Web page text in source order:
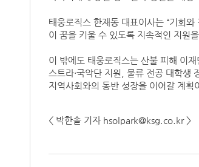
태웅로직스 한재동 대표이사는 “기회
이 꿈을 키울 수 있도록 지속적인 지원
이 밖에도 태웅로직스는 산불 피해 이
스트라·국악단 지원, 물류 전공 대학생
지역사회와의 동반 성장을 이어갈 계획
< 박한솔 기자 hsolpark@ksg.co.kr >